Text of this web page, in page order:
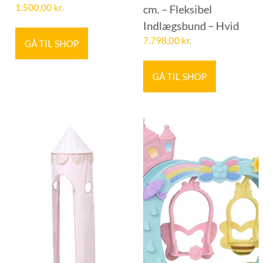
1.500,00 kr.
GÅ TIL SHOP
cm. – Fleksibel
Indlægsbund – Hvid
7.798,00 kr.
GÅ TIL SHOP